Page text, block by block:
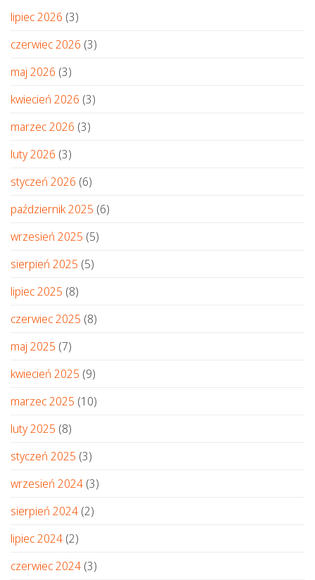
lipiec 2026 (3)
czerwiec 2026 (3)
maj 2026 (3)
kwiecień 2026 (3)
marzec 2026 (3)
luty 2026 (3)
styczeń 2026 (6)
październik 2025 (6)
wrzesień 2025 (5)
sierpień 2025 (5)
lipiec 2025 (8)
czerwiec 2025 (8)
maj 2025 (7)
kwiecień 2025 (9)
marzec 2025 (10)
luty 2025 (8)
styczeń 2025 (3)
wrzesień 2024 (3)
sierpień 2024 (2)
lipiec 2024 (2)
czerwiec 2024 (3)